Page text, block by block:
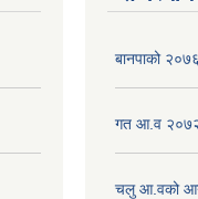
बानपाको
गत आ.व
चलु आ.वको